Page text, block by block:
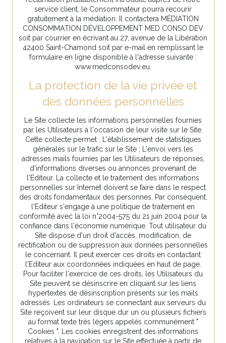
service client, le Consommateur pourra recourir
gratuitement à la médiation. Il contactera MÉDIATION
CONSOMMATION DÉVELOPPEMENT MED CONSO DEV
soit par courrier en écrivant au 27, avenue de la Libération
42400 Saint-Chamond soit par e-mail en remplissant le
formulaire en ligne disponible à l'adresse suivante :
www.medconsodev.eu.
La protection de la vie privée et
des données personnelles
Le Site collecte les informations personnelles fournies
par les Utilisateurs à l'occasion de leur visite sur le Site.
Cette collecte permet : L'établissement de statistiques
générales sur le trafic sur le Site ; L'envoi vers les
adresses mails fournies par les Utilisateurs de réponses,
d'informations diverses ou annonces provenant de
l'Editeur. La collecte et le traitement des informations
personnelles sur Internet doivent se faire dans le respect
des droits fondamentaux des personnes. Par conséquent,
l'Editeur s'engage à une politique de traitement en
conformité avec la loi n°2004-575 du 21 juin 2004 pour la
confiance dans l'économie numérique. Tout utilisateur du
Site dispose d'un droit d'accès, modification, de
rectification ou de suppression aux données personnelles
le concernant. Il peut exercer ces droits en contactant
l'Editeur aux coordonnées indiquées en haut de page.
Pour faciliter l'exercice de ces droits, les Utilisateurs du
Site peuvent se désinscrire en cliquant sur les liens
hypertextes de désinscription présents sur les mails
adressés. Les ordinateurs se connectant aux serveurs du
Site reçoivent sur leur disque dur un ou plusieurs fichiers
au format texte très légers appelés communément "
Cookies ". Les cookies enregistrent des informations
relatives à la navigation sur le Site effectuée à partir de